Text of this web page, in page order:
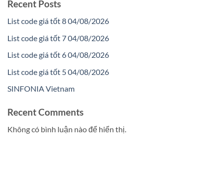
Recent Posts
List code giá tốt 8 04/08/2026
List code giá tốt 7 04/08/2026
List code giá tốt 6 04/08/2026
List code giá tốt 5 04/08/2026
SINFONIA Vietnam
Recent Comments
Không có bình luận nào để hiển thị.